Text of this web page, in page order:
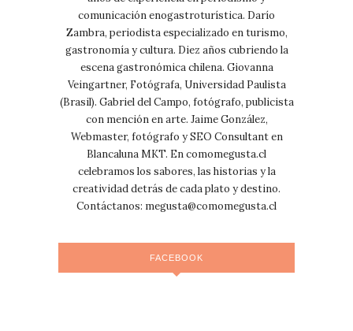
comunicación enogastroturística. Darío
Zambra, periodista especializado en turismo,
gastronomía y cultura. Diez años cubriendo la
escena gastronómica chilena. Giovanna
Veingartner, Fotógrafa, Universidad Paulista
(Brasil). Gabriel del Campo, fotógrafo, publicista
con mención en arte. Jaime González,
Webmaster, fotógrafo y SEO Consultant en
Blancaluna MKT. En comomegusta.cl
celebramos los sabores, las historias y la
creatividad detrás de cada plato y destino.
Contáctanos: megusta@comomegusta.cl
FACEBOOK